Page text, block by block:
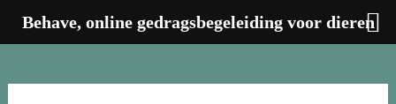
Behave, online gedragsbegeleiding voor dieren